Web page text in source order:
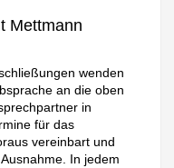
Mettmann
wenden
an die oben
in
für das
vereinbart und
In jedem